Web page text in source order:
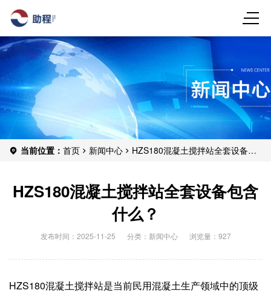
当前位置： 首页 新闻中心
HZS180混凝土搅拌站全套设备包
HZS180混凝土搅拌站全套设备包含
什么？
发布时间：2025-11-25 分类： 新闻中心 浏览量：927
HZS180混凝土搅拌站是当前民用混凝土生产领域中的顶级